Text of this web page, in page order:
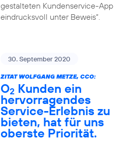
gestalteten Kundenservice-App
eindrucksvoll unter Beweis“.
30. September 2020
ZITAT WOLFGANG METZE, CCO:
O2 Kunden ein
hervorragendes
Service-Erlebnis zu
bieten, hat für uns
oberste Priorität.